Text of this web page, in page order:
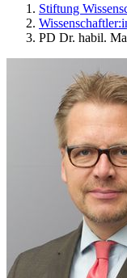
Stiftung
PD Dr. habil.